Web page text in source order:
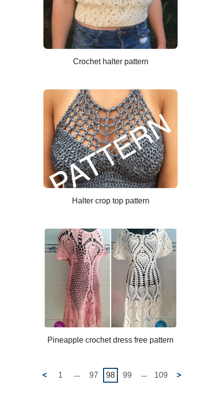
Crochet halter pattern
Halter crop top pattern
Pineapple crochet dress free pattern
< 1 ... 97 98 99 ... 109 >